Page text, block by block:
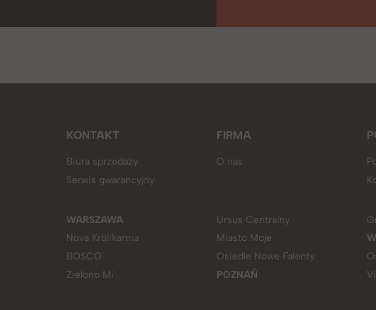
KONTAKT
Biura sprzedaży
Serwis gwarancyjny
FIRMA
O nas
WARSZAWA
Nova Królikarnia
BOSCO
Zielono Mi
Ursus Centralny
Miasto Moje
Osiedle Nowe Falenty
POZNAŃ